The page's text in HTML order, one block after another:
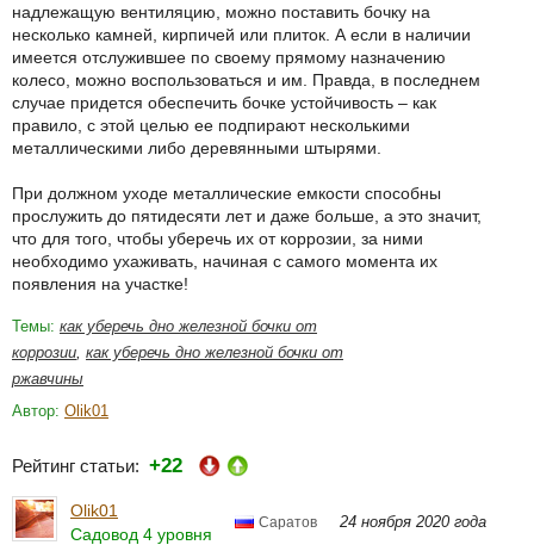
надлежащую вентиляцию, можно поставить бочку на
несколько камней, кирпичей или плиток. А если в наличии
имеется отслужившее по своему прямому назначению
колесо, можно воспользоваться и им. Правда, в последнем
случае придется обеспечить бочке устойчивость – как
правило, с этой целью ее подпирают несколькими
металлическими либо деревянными штырями.
При должном уходе металлические емкости способны
прослужить до пятидесяти лет и даже больше, а это значит,
что для того, чтобы уберечь их от коррозии, за ними
необходимо ухаживать, начиная с самого момента их
появления на участке!
Темы: как уберечь дно железной бочки от
коррозии, как уберечь дно железной бочки от
ржавчины
Автор: Olik01
Рейтинг статьи: +22
Olik01
Садовод 4 уровня
Саратов 24 ноября 2020 года